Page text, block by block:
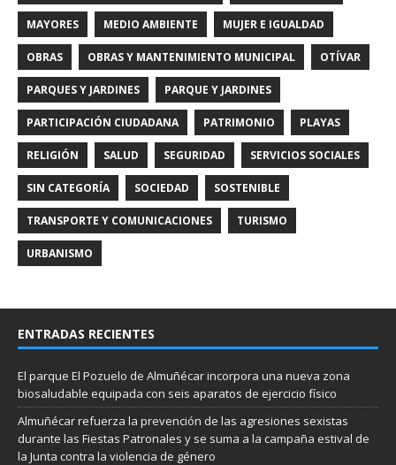
MAYORES MEDIO AMBIENTE MUJER E IGUALDAD
OBRAS OBRAS Y MANTENIMIENTO MUNICIPAL OTÍVAR
PARQUES Y JARDINES PARQUE Y JARDINES
PARTICIPACIÓN CIUDADANA PATRIMONIO PLAYAS
RELIGIÓN SALUD SEGURIDAD SERVICIOS SOCIALES
SIN CATEGORÍA SOCIEDAD SOSTENIBLE
TRANSPORTE Y COMUNICACIONES TURISMO
URBANISMO
ENTRADAS RECIENTES
El parque El Pozuelo de Almuñécar incorpora una nueva zona
biosaludable equipada con seis aparatos de ejercicio físico
Almuñécar refuerza la prevención de las agresiones sexistas
durante las Fiestas Patronales y se suma a la campaña estival de
la Junta contra la violencia de género